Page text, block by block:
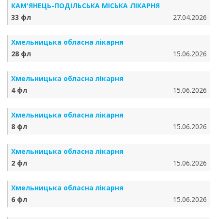
КАМ'ЯНЕЦЬ-ПОДІЛЬСЬКА МІСЬКА ЛІКАРНЯ
33 фл
27.04.2026
Хмельницька обласна лікарня
28 фл
15.06.2026
Хмельницька обласна лікарня
4 фл
15.06.2026
Хмельницька обласна лікарня
8 фл
15.06.2026
Хмельницька обласна лікарня
2 фл
15.06.2026
Хмельницька обласна лікарня
6 фл
15.06.2026